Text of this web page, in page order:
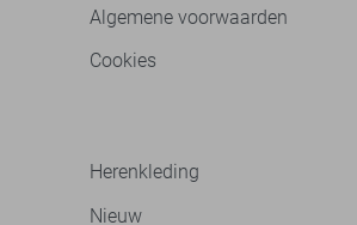
Algemene voorwaarden
Cookies
Herenkleding
Nieuw